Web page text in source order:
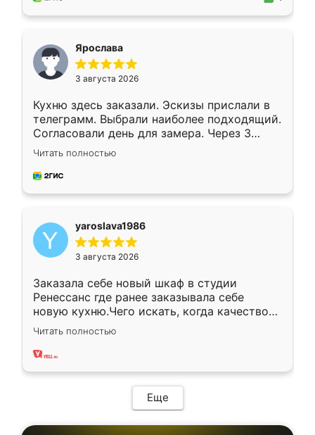
Ярослава
3 августа 2026
Кухню здесь заказали. Эскизы прислали в
телеграмм. Выбрали наиболее подходящий.
Согласовали день для замера. Через 3
недели кухня была уже готова. Остались
довольны работой. Спасибо Ренессанс
мебель за качественную работу!
Читать полностью
yaroslava1986
3 августа 2026
Заказала себе новый шкаф в студии
Ренессанс где ранее заказывала себе
новую кухню.Чего искать, когда качеством
вполне довольна. Служит кухня уже почти
два года, нареканий нет.
Читать полностью
Еще